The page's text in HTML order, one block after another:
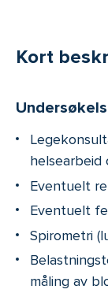
Kort
Eventuelt
Eventuelt
Spirometri
måling av